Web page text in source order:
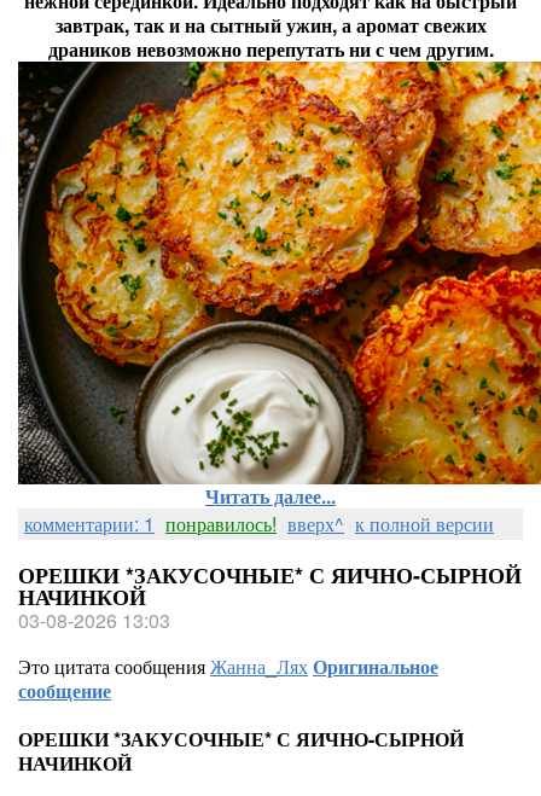
завтрак, так и на сытный ужин, а аромат свежих
драников невозможно перепутать ни с чем другим.
Читать далее...
комментарии: 1 понравилось! вверх^ к полной версии
ОРЕШКИ *ЗАКУСОЧНЫЕ* С ЯИЧНО-СЫРНОЙ
НАЧИНКОЙ
03-08-2026 13:03
Это цитата сообщенияЖанна_ЛяхОригинальное
сообщение
ОРЕШКИ *ЗАКУСОЧНЫЕ* С ЯИЧНО-СЫРНОЙ
НАЧИНКОЙ